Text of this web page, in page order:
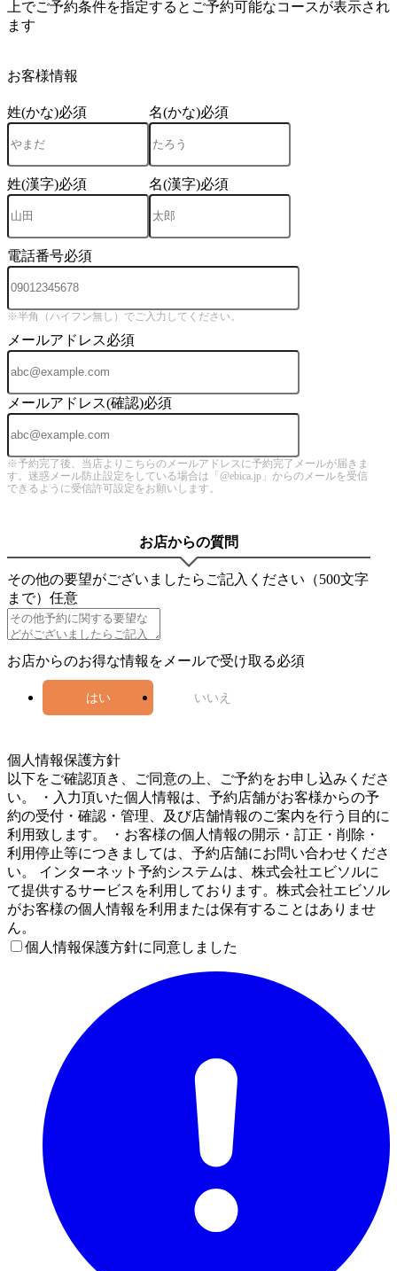
上でご予約条件を指定するとご予約可能なコースが表示され
ます
お客様情報
姓(かな)必須 名(かな)必須
姓(漢字)必須 名(漢字)必須
電話番号必須
※半角（ハイフン無し）でご入力してください。
メールアドレス必須
メールアドレス(確認)必須
※予約完了後、当店よりこちらのメールアドレスに予約完了メールが届きま
す。迷惑メール防止設定をしている場合は「@ebica.jp」からのメールを受信
できるように受信許可設定をお願いします。
お店からの質問
その他の要望がございましたらご記入ください（500文字
まで） 任意
お店からのお得な情報をメールで受け取る必須
はい いいえ
個人情報保護方針
以下をご確認頂き、ご同意の上、ご予約をお申し込みくださ
い。 ・入力頂いた個人情報は、予約店舗がお客様からの予
約の受付・確認・管理、及び店舗情報のご案内を行う目的に
利用致します。 ・お客様の個人情報の開示・訂正・削除・
利用停止等につきましては、予約店舗にお問い合わせくださ
い。 インターネット予約システムは、株式会社エビソルに
て提供するサービスを利用しております。株式会社エビソル
がお客様の個人情報を利用または保有することはありませ
ん。
個人情報保護方針に同意しました